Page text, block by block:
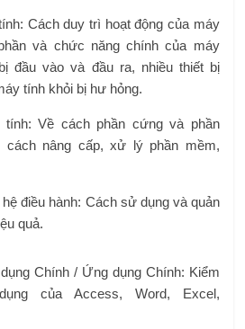
Cách duy trì hoạt động của máy
và chức năng chính của máy
đầu vào và đầu ra, nhiều thiết bị
tính khỏi bị hư hỏng.
tính: Về cách phần cứng và phần
cách nâng cấp, xử lý phần mềm,
điều hành: Cách sử dụng và quản
quả.
Chính / Ứng dụng Chính: Kiểm
của Access, Word, Excel,